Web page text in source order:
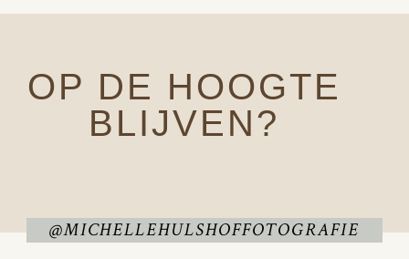
OP DE HOOGTE
BLIJVEN?
@MICHELLEHULSHOFFOTOGRAFIE